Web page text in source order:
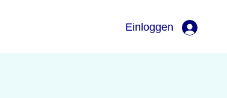
Einloggen